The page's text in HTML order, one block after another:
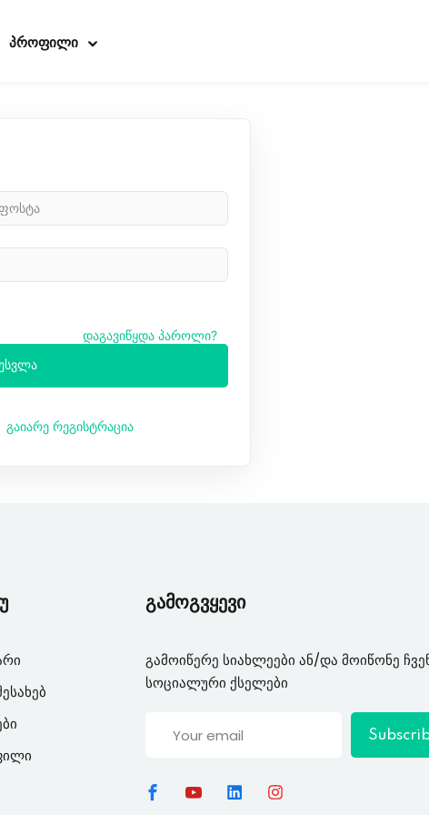
პროფილი
დაგავიწყდა პაროლი?
გაიარე რეგისტრაცია
გამოგვყევი
გამოიწერე სიახლეები ან/და მოიწონე
სოციალური ქსელები
in